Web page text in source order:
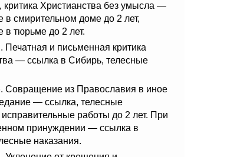
критика Христианства без умысла —
в смирительном доме до 2 лет,
в тюрьме до 2 лет.
Печатная и письменная критика
— ссылка в Сибирь, телесные
Совращение из Православия в иное
— ссылка, телесные
исправительные работы до 2 лет. При
принуждении — ссылка в
наказания.